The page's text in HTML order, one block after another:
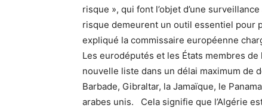
risque », qui font l’objet d’une
risque demeurent un outil essentiel pour
expliqué la commissaire européenne
Les eurodéputés et les États membres
nouvelle liste dans un délai maximum de
Barbade, Gibraltar, la Jamaïque, le
arabes unis. Cela signifie que l’Algérie